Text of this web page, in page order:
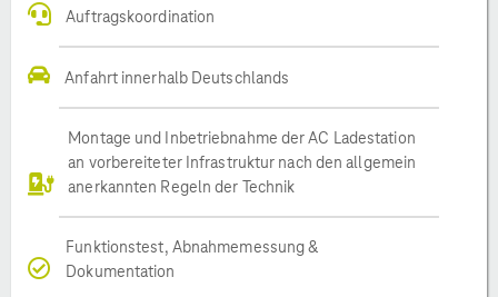
Auftragskoordination
Anfahrt innerhalb Deutschlands
Montage und Inbetriebnahme der AC Ladestation
an vorbereiteter Infrastruktur nach den allgemein
anerkannten Regeln der Technik
Funktionstest, Abnahmemessung &
Dokumentation